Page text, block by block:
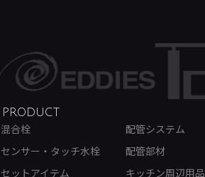
PRODUCT
混合栓
センサー・タッチ水栓
セットアイテム
配管システム
配管部材
キッチン周辺用品